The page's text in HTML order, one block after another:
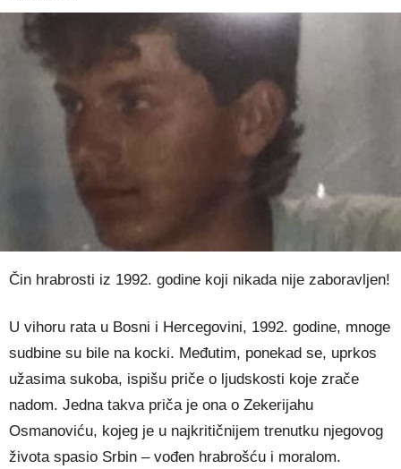
Čin hrabrosti iz 1992. godine koji nikada nije zaboravljen!
U vihoru rata u Bosni i Hercegovini, 1992. godine, mnoge
sudbine su bile na kocki. Međutim, ponekad se, uprkos
užasima sukoba, ispišu priče o ljudskosti koje zrače
nadom. Jedna takva priča je ona o Zekerijahu
Osmanoviću, kojeg je u najkritičnijem trenutku njegovog
života spasio Srbin – vođen hrabrošću i moralom.